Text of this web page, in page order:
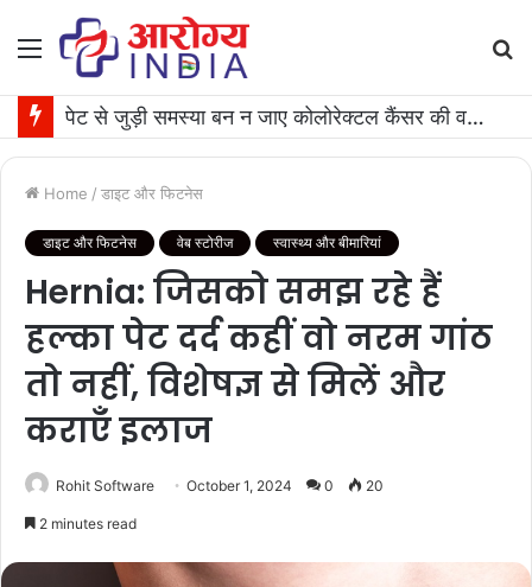
Menu
पेट से जुड़ी समस्या बन न जाए कोलोरेक्टल कैंसर की वजह, जान लीजिए टेस्ट कराने का समय
Home / डाइट और फिटनेस
डाइट और फिटनेस वेब स्टोरीज स्वास्थ्य और बीमारियां
Hernia: जिसको समझ रहे हैं
हल्का पेट दर्द कहीं वो नरम गांठ
तो नहीं, विशेषज्ञ से मिलें और
कराएँ इलाज
Rohit Software October 1, 2024 0 20
2 minutes read